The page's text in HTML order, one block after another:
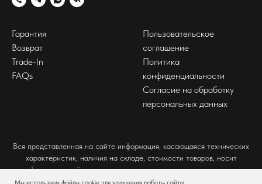
Мы используем файлы cookie для улучшения работы сайта.
Гарантия
Возврат
Trade-In
FAQs
Пользовательское
соглашение
Политика
конфиденциальности
Согласие на обработку
персональных данных
Вся представленная на сайте информация, касающаяся технических
характеристик, наличия на складе, стоимости товаров, носит
информационный характер и ни при каких условиях не является
публичной офертой, определяемой положениями Статьи 437(2)